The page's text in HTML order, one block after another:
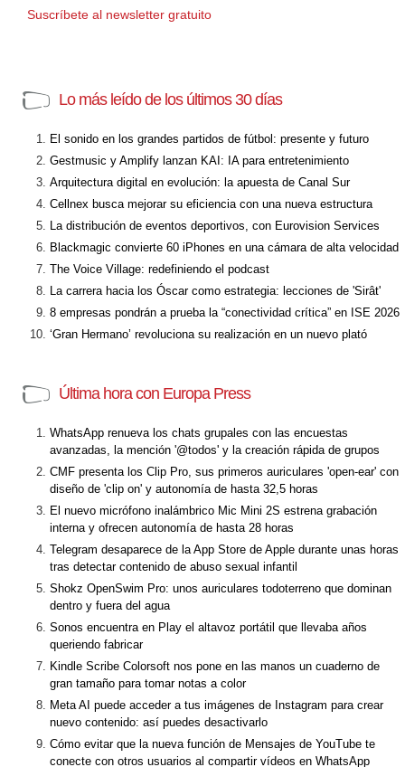
Suscríbete al newsletter gratuito
Lo más leído de los últimos 30 días
El sonido en los grandes partidos de fútbol: presente y futuro
Gestmusic y Amplify lanzan KAI: IA para entretenimiento
Arquitectura digital en evolución: la apuesta de Canal Sur
Cellnex busca mejorar su eficiencia con una nueva estructura
La distribución de eventos deportivos, con Eurovision Services
Blackmagic convierte 60 iPhones en una cámara de alta velocidad
The Voice Village: redefiniendo el podcast
La carrera hacia los Óscar como estrategia: lecciones de 'Sirât'
8 empresas pondrán a prueba la “conectividad crítica” en ISE 2026
‘Gran Hermano’ revoluciona su realización en un nuevo plató
Última hora con Europa Press
WhatsApp renueva los chats grupales con las encuestas
avanzadas, la mención '@todos' y la creación rápida de grupos
CMF presenta los Clip Pro, sus primeros auriculares 'open-ear' con
diseño de 'clip on' y autonomía de hasta 32,5 horas
El nuevo micrófono inalámbrico Mic Mini 2S estrena grabación
interna y ofrecen autonomía de hasta 28 horas
Telegram desaparece de la App Store de Apple durante unas horas
tras detectar contenido de abuso sexual infantil
Shokz OpenSwim Pro: unos auriculares todoterreno que dominan
dentro y fuera del agua
Sonos encuentra en Play el altavoz portátil que llevaba años
queriendo fabricar
Kindle Scribe Colorsoft nos pone en las manos un cuaderno de
gran tamaño para tomar notas a color
Meta AI puede acceder a tus imágenes de Instagram para crear
nuevo contenido: así puedes desactivarlo
Cómo evitar que la nueva función de Mensajes de YouTube te
conecte con otros usuarios al compartir vídeos en WhatsApp